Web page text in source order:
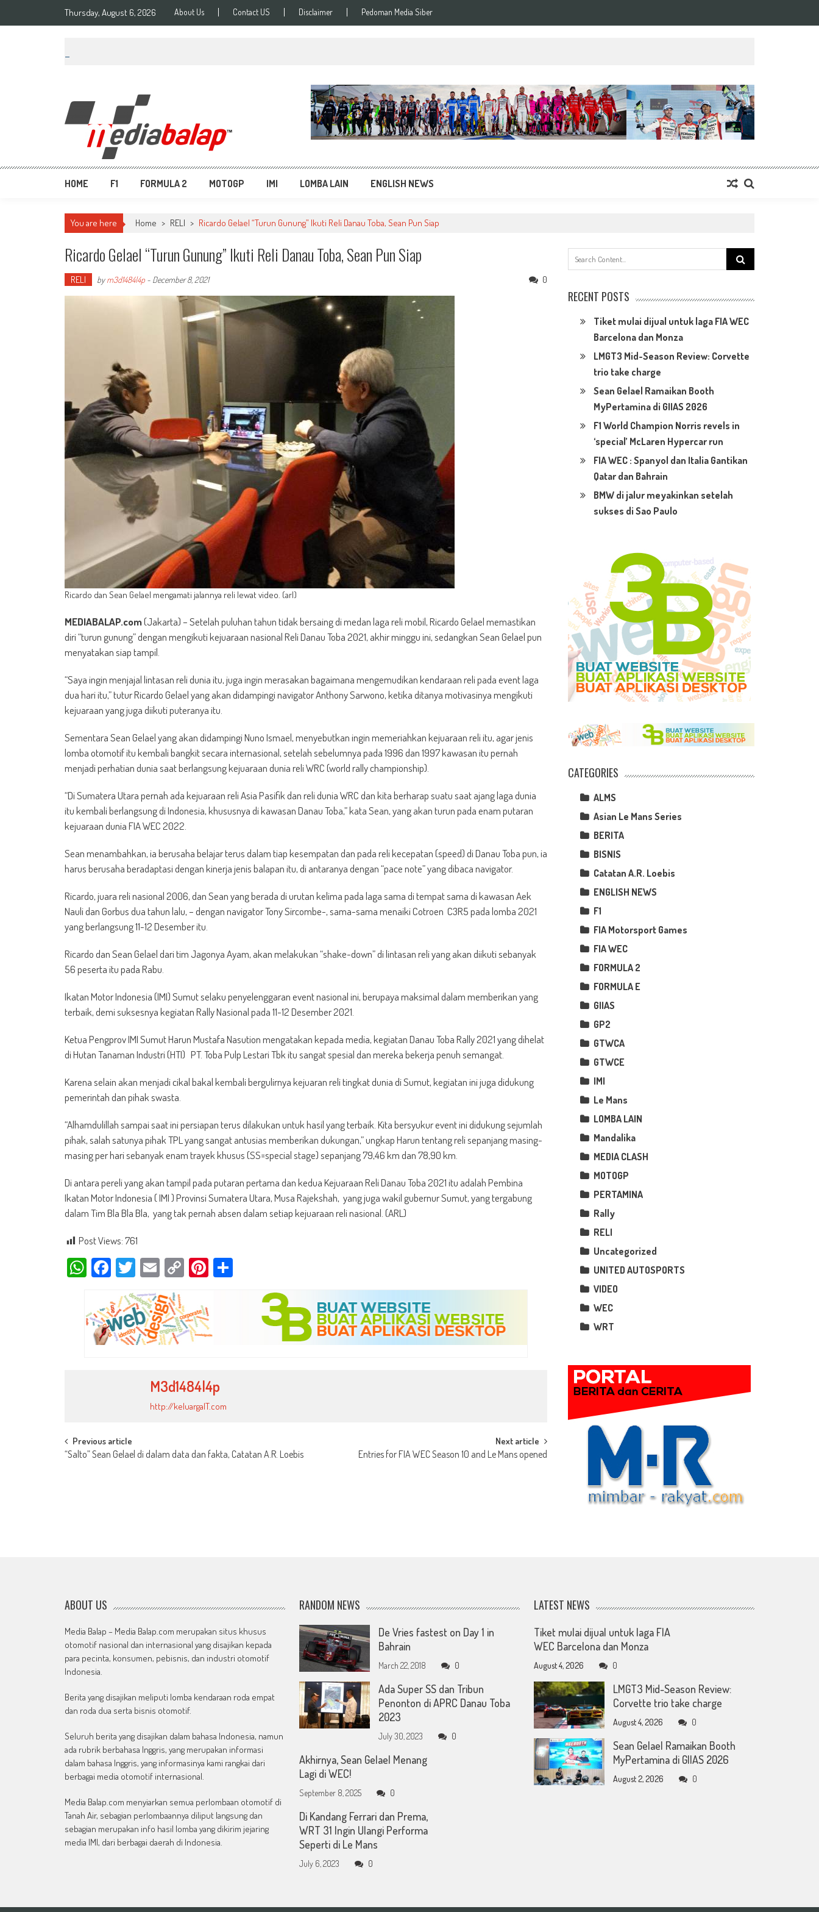
Thursday, August 6, 2026 About Us Contact US Disclaimer Pedoman Media Siber
MediaBalap.com | Informasi Balap Terupdate
Seputar MotoGP GP2 GP3 F2 F3 SERI ASIA LMP2 F1 dll
HOME F1 FORMULA 2 MOTOGP IMI LOMBA LAIN ENGLISH NEWS
You are here Home > RELI > Ricardo Gelael “Turun Gunung” Ikuti Reli Danau Toba, Sean Pun Siap
Ricardo Gelael “Turun Gunung” Ikuti Reli Danau Toba, Sean Pun Siap
RELI bym3d1484l4p - December 8, 2021 0
Ricardo dan Sean Gelael mengamati jalannya reli lewat video. (arl)
MEDIABALAP.com(Jakarta) – Setelah puluhan tahun tidak bersaing di medan laga reli mobil, Ricardo Gelael memastikan
diri “turun gunung” dengan mengikuti kejuaraan nasional Reli Danau Toba 2021, akhir minggu ini, sedangkan Sean Gelael pun
menyatakan siap tampil.
“Saya ingin menjajal lintasan reli dunia itu, juga ingin merasakan bagaimana mengemudikan kendaraan reli pada event laga
dua hari itu,” tutur Ricardo Gelael yang akan didampingi navigator Anthony Sarwono, ketika ditanya motivasinya mengikuti
kejuaraan yang juga diikuti puteranya itu.
Sementara Sean Gelael yang akan didampingi Nuno Ismael, menyebutkan ingin memeriahkan kejuaraan reli itu, agar jenis
lomba otomotif itu kembali bangkit secara internasional, setelah sebelumnya pada 1996 dan 1997 kawasan itu pernah
menjadi perhatian dunia saat berlangsung kejuaraan dunia reli WRC (world rally championship).
“Di Sumatera Utara pernah ada kejuaraan reli Asia Pasifik dan reli dunia WRC dan kita berharap suatu saat ajang laga dunia
itu kembali berlangsung di Indonesia, khususnya di kawasan Danau Toba,” kata Sean, yang akan turun pada enam putaran
kejuaraan dunia FIA WEC 2022.
Sean menambahkan, ia berusaha belajar terus dalam tiap kesempatan dan pada reli kecepatan (speed) di Danau Toba pun, ia
harus berusaha beradaptasi dengan kinerja jenis balapan itu, di antaranya dengan “pace note” yang dibaca navigator.
Ricardo, juara reli nasional 2006, dan Sean yang berada di urutan kelima pada laga sama di tempat sama di kawasan Aek
Nauli dan Gorbus dua tahun lalu, – dengan navigator Tony Sircombe-, sama-sama menaiki Cotroen C3R5 pada lomba 2021
yang berlangsung 11-12 Desember itu.
Ricardo dan Sean Gelael dari tim Jagonya Ayam, akan melakukan “shake-down” di lintasan reli yang akan diikuti sebanyak
56 peserta itu pada Rabu.
Ikatan Motor Indonesia (IMI) Sumut selaku penyelenggaran event nasional ini, berupaya maksimal dalam memberikan yang
terbaik, demi suksesnya kegiatan Rally Nasional pada 11-12 Desember 2021.
Ketua Pengprov IMI Sumut Harun Mustafa Nasution mengatakan kepada media, kegiatan Danau Toba Rally 2021 yang dihelat
di Hutan Tanaman Industri (HTI) PT. Toba Pulp Lestari Tbk itu sangat spesial dan mereka bekerja penuh semangat.
Karena selain akan menjadi cikal bakal kembali bergulirnya kejuaran reli tingkat dunia di Sumut, kegiatan ini juga didukung
pemerintah dan pihak swasta.
“Alhamdulillah sampai saat ini persiapan terus dilakukan untuk hasil yang terbaik. Kita bersyukur event ini didukung sejumlah
pihak, salah satunya pihak TPL yang sangat antusias memberikan dukungan,” ungkap Harun tentang reli sepanjang masing-
masing per hari sebanyak enam trayek khusus (SS=special stage) sepanjang 79,46 km dan 78,90 km.
Di antara pereli yang akan tampil pada putaran pertama dan kedua Kejuaraan Reli Danau Toba 2021 itu adalah Pembina
Ikatan Motor Indonesia ( IMI ) Provinsi Sumatera Utara, Musa Rajekshah, yang juga wakil gubernur Sumut, yang tergabung
dalam Tim Bla Bla Bla, yang tak pernah absen dalam setiap kejuaraan reli nasional. (ARL)
Post Views:761
WhatsApp
Facebook
TwitterEmailCopyPinterest
M3d1484l4p
http://keluargaIT.com
Post
Previous article
“Salto” Sean Gelael di dalam data dan fakta, Catatan A.R. Loebis
Next article
Entries for FIA WEC Season 10 and Le Mans opened
Search
for:
RECENT POSTS
Tiket mulai dijual untuk laga FIA WEC
Barcelona dan Monza
LMGT3 Mid-Season Review: Corvette
trio take charge
Sean Gelael Ramaikan Booth
MyPertamina di GIIAS 2026
F1 World Champion Norris revels in
‘special’ McLaren Hypercar run
FIA WEC : Spanyol dan Italia Gantikan
Qatar dan Bahrain
BMW di jalur meyakinkan setelah
sukses di Sao Paulo
CATEGORIES
ALMS
Asian Le Mans Series
BERITA
BISNIS
Catatan A.R. Loebis
ENGLISH NEWS
F1
FIA Motorsport Games
FIA WEC
FORMULA 2
FORMULA E
GIIAS
GP2
GTWCA
GTWCE
IMI
Le Mans
LOMBA LAIN
Mandalika
MEDIA CLASH
MOTOGP
PERTAMINA
Rally
RELI
Uncategorized
UNITED AUTOSPORTS
VIDEO
WEC
WRT
ABOUT US
Media Balap – Media Balap.com merupakan situs khusus
otomotif nasional dan internasional yang disajikan kepada
para pecinta, konsumen, pebisnis, dan industri otomotif
Indonesia.
Berita yang disajikan meliputi lomba kendaraan roda empat
dan roda dua serta bisnis otomotif.
Seluruh berita yang disajikan dalam bahasa Indonesia, namun
ada rubrik berbahasa Inggris, yang merupakan informasi
dalam bahasa Inggris, yang informasinya kami rangkai dari
berbagai media otomotif internasional.
Media Balap.com menyiarkan semua perlombaan otomotif di
Tanah Air, sebagian perlombaannya diliput langsung dan
sebagian merupakan info hasil lomba yang dikirim jejaring
media IMI, dari berbagai daerah di Indonesia.
RANDOM NEWS
De Vries fastest on Day 1 in
Bahrain
March 22, 2018 0
Ada Super SS dan Tribun
Penonton di APRC Danau Toba
2023
July 30, 2023 0
Akhirnya, Sean Gelael Menang
Lagi di WEC!
September 8, 2025 0
Di Kandang Ferrari dan Prema,
WRT 31 Ingin Ulangi Performa
Seperti di Le Mans
July 6, 2023 0
LATEST NEWS
Tiket mulai dijual untuk laga FIA
WEC Barcelona dan Monza
August 4, 2026 0
LMGT3 Mid-Season Review:
Corvette trio take charge
August 4, 2026 0
Sean Gelael Ramaikan Booth
MyPertamina di GIIAS 2026
August 2, 2026 0